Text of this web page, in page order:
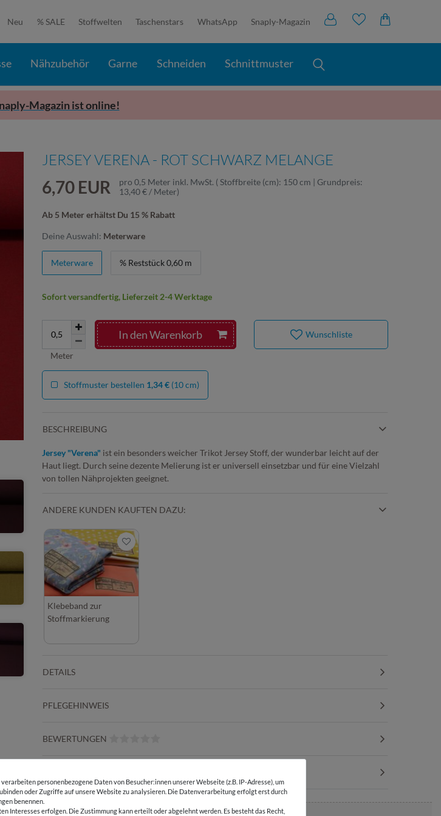
Neu % SALE Stoffwelten Taschenstars WhatsApp Snaply-Magazin
Nähzubehör Garne Schneiden Schnittmuster
Magazin ist online!
JERSEY VERENA - ROT SCHWARZ MELANGE
6,70 EUR pro 0,5 Meter inkl. MwSt. ( Stoffbreite (cm): 150 cm | Grundpreis:
13,40 € / Meter)
Ab 5 Meter erhältst Du 15 % Rabatt
Deine Auswahl: Meterware
Meterware % Reststück 0,60 m
In den Warenkorb
Meter
Sofort versandfertig, Lieferzeit 2-4 Werktage
Wunschliste
Stoffmuster bestellen 1,34 € (10 cm)
BESCHREIBUNG
Jersey "Verena" ist ein besonders weicher Trikot Jersey Stoff, der wunderbar leicht auf der
Haut liegt. Durch seine dezente Melierung ist er universell einsetzbar und für eine Vielzahl
von tollen Nähprojekten geeignet.
ANDERE KUNDEN KAUFTEN DAZU:
Klebeband zur
Stoffmarkierung
DETAILS
PFLEGEHINWEIS
BEWERTUNGEN
personenbezogene Daten von Besucher:innen unserer Webseite (z.B. IP-Adresse), um
oder Zugriffe auf unsere Website zu analysieren. Die Datenverarbeitung erfolgt erst durch
benennen.
Interesses erfolgen. Die Zustimmung kann erteilt oder abgelehnt werden. Es besteht das Recht,